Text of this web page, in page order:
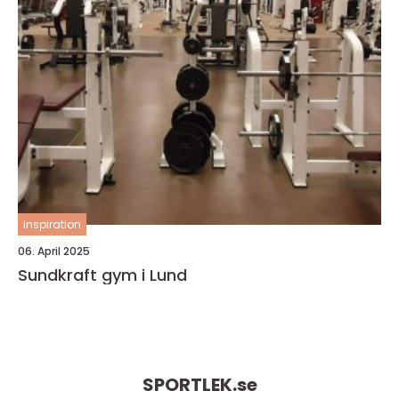
inspiration
06. April 2025
Sundkraft gym i Lund
SPORTLEK.se